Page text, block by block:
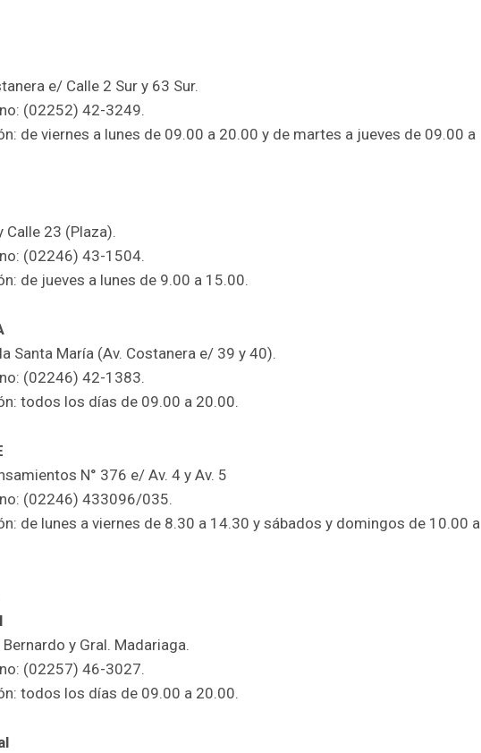
e/ Calle 2 Sur y 63 Sur.
(02252) 42-3249.
de viernes a lunes de 09.00 a 20.00 y de martes a jueves de 09.00 a
Calle 23 (Plaza).
(02246) 43-1504.
de jueves a lunes de 9.00 a 15.00.
Santa María (Av. Costanera e/ 39 y 40).
(02246) 42-1383.
todos los días de 09.00 a 20.00.
N° 376 e/ Av. 4 y Av. 5
(02246) 433096/035.
de lunes a viernes de 8.30 a 14.30 y sábados y domingos de 10.00 a
y Gral. Madariaga.
(02257) 46-3027.
todos los días de 09.00 a 20.00.